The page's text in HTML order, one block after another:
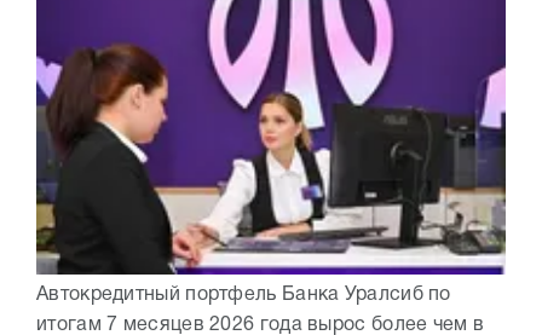
Автокредитный портфель Банка Уралсиб по
итогам 7 месяцев 2026 года вырос более чем в